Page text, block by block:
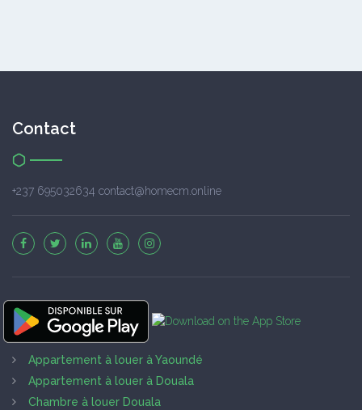
Contact
+237 695032634 contact@homecm.online
Appartement à louer à Yaoundé
Appartement à louer à Douala
Chambre à louer Douala